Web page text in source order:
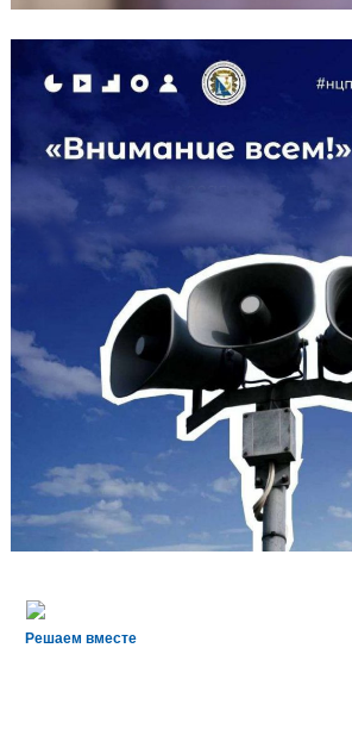
Решаем вместе